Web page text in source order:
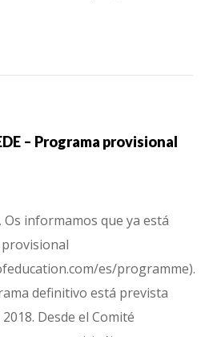
– Programa provisional
informamos que ya está
es/programme).
definitivo está prevista
Desde el Comité